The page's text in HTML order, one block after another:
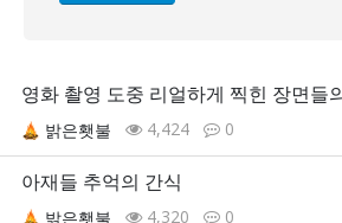
영화 촬영 도중 리얼하게 찍힌 장면들
밝은횃불 4,424 0
아재들 추억의 간식
밝은횃불 4,320 0